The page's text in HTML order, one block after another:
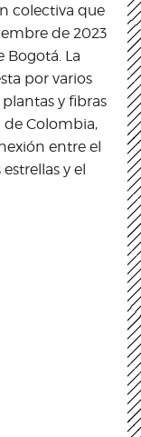
colectiva que
de 2023
Bogotá. La
por varios
y fibras
de Colombia,
entre el
y el